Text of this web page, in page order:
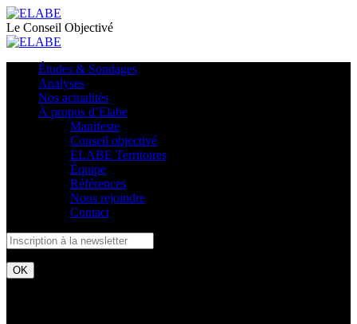
Le Conseil Objectivé
Études & Sondages
Analyses
Nos actualités
À propos d’Elabe
Manifeste
Conseil objectivé
ELABE Territoires
Équipe
Références
Nous rejoindre
Contact